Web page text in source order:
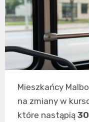
Mieszkańcy
na zmiany w
które nastąpią